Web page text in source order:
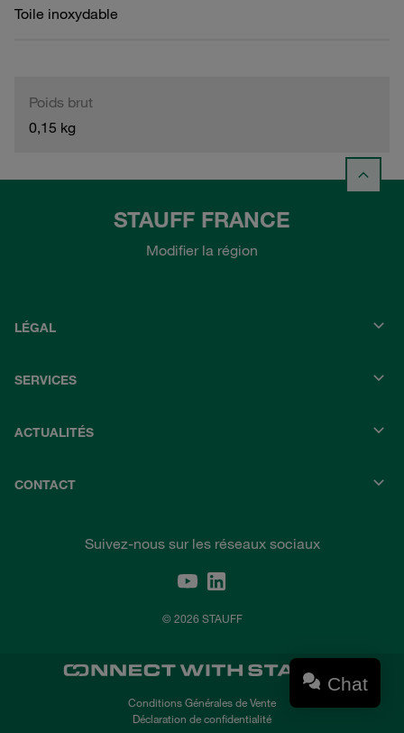
Toile inoxydable
Poids brut
0,15 kg
STAUFF FRANCE
Modifier la région
LÉGAL
SERVICES
ACTUALITÉS
CONTACT
Suivez-nous sur les réseaux sociaux
© 2026 STAUFF
Conditions Générales de Vente
Déclaration de confidentialité
Chat